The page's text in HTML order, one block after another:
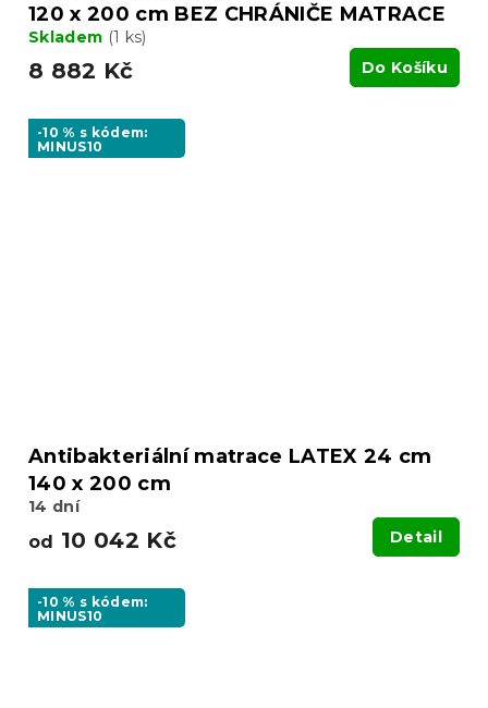
120 x 200 cm BEZ CHRÁNIČE MATRACE
Skladem (1 ks)
8 882 Kč Do Košíku
-10 % s kódem:
MINUS10
Antibakteriální matrace LATEX 24 cm
140 x 200 cm
14 dní
od 10 042 Kč Detail
-10 % s kódem:
MINUS10